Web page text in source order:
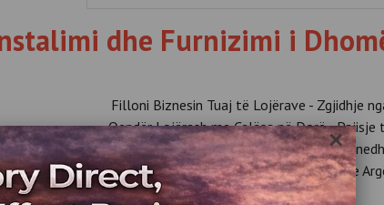
×
dhe Furnizimi i
Filloni Biznesin Tuaj të Lojërave - Zgjidhje
Qendër Lojërash me Çelësa në Dorë -
Hapni një Dhomë Lojërash me
Paketë për Investitorët në Industrinë e